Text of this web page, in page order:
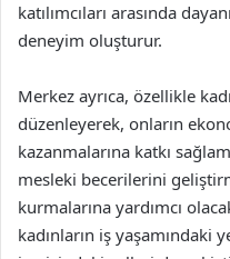
katılımcıları arasında
deneyim oluşturur.
Merkez ayrıca, özellikle
düzenleyerek, onların
kazanmalarına katkı
mesleki becerilerini
kurmalarına yardımcı
kadınların iş